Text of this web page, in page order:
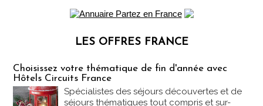
LES OFFRES FRANCE
Choisissez votre thématique de fin d'année avec
Hôtels Circuits France
Spécialistes des séjours découvertes et de
séjours thématiques tout compris et sur-